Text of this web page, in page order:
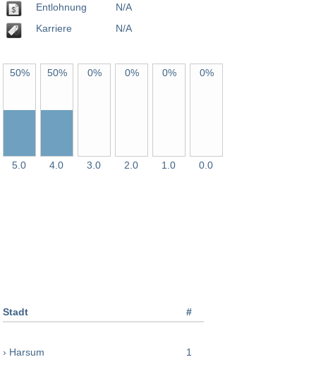
Entlohnung
Karriere
N/A
N/A
50%
5.0
50%
4.0
0%
3.0
0%
2.0
0%
1.0
0%
0.0
Stadt #
› Harsum 1